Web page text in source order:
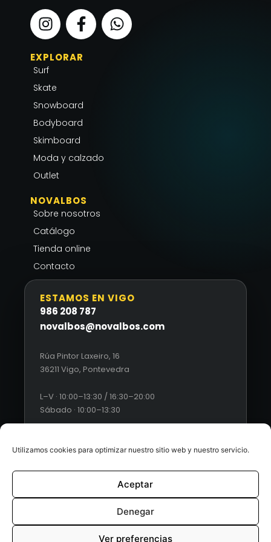
Utilizamos cookies para optimizar nuestro sitio web y nuestro servicio.
Aceptar
Denegar
Ver preferencias
I
n
s
t
a
g
r
a
m
F
a
c
e
o
k
f
W
h
a
EXPLORAR
Surf
Skate
Snowboard
Bodyboard
Skimboard
Moda y calzado
Outlet
NOVALBOS
Sobre nosotros
Catálogo
Tienda online
Contacto
ESTAMOS EN VIGO
986 208 787
novalbos@novalbos.com
Rúa Pintor Laxeiro, 16
36211 Vigo, Pontevedra
L–V · 10:00–13:30 / 16:30–20:00
Sábado · 10:00–13:30
© 2026 Novalbos. Todos los derechos reservados. |
web by Esquío
Aviso Legal|Política de Privacidad|Condiciones generales